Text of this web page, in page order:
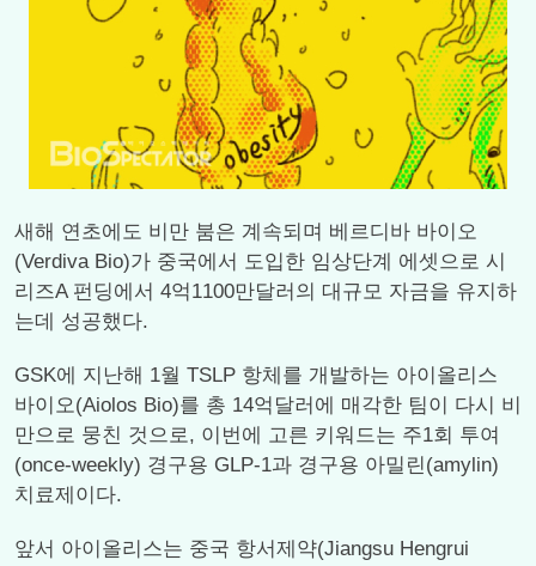
새해 연초에도 비만 붐은 계속되며 베르디바 바이오
(Verdiva Bio)가 중국에서 도입한 임상단계 에셋으로 시
리즈A 펀딩에서 4억1100만달러의 대규모 자금을 유지하
는데 성공했다.
GSK에 지난해 1월 TSLP 항체를 개발하는 아이올리스
바이오(Aiolos Bio)를 총 14억달러에 매각한 팀이 다시 비
만으로 뭉친 것으로, 이번에 고른 키워드는 주1회 투여
(once-weekly) 경구용 GLP-1과 경구용 아밀린(amylin)
치료제이다.
앞서 아이올리스는 중국 항서제약(Jiangsu Hengrui